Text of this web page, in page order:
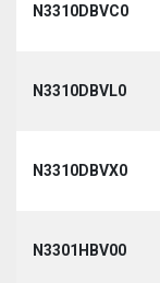
N3310DBVC0
N3310DBVL0
N3310DBVX0
N3301HBV00